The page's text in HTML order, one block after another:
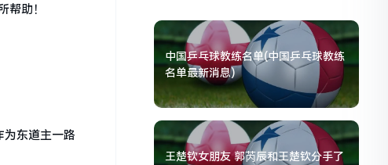
助！
东道主一路
中国乒乓球教练名单(中国乒乓球教练
名单最新消息)
王楚钦女朋友 郭芮辰和王楚钦分手了